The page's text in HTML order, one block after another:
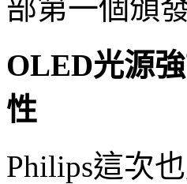
部第一個頒
OLED光源
性
Philips這次